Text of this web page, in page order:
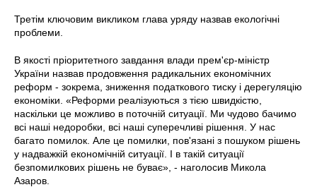
Третім ключовим викликом глава уряду назвав екологічні
проблеми.
В якості пріоритетного завдання влади прем'єр-міністр
України назвав продовження радикальних економічних
реформ - зокрема, зниження податкового тиску і дерегуляцію
економіки. «Реформи реалізуються з тією швидкістю,
наскільки це можливо в поточній ситуації. Ми чудово бачимо
всі наші недоробки, всі наші суперечливі рішення. У нас
багато помилок. Але це помилки, пов'язані з пошуком рішень
у надважкій економічній ситуації. І в такій ситуації
безпомилкових рішень не буває», - наголосив Микола
Азаров.